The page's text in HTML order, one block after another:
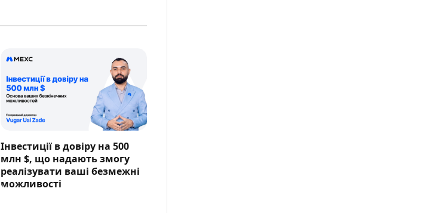
Інвестиції в довіру на 500
млн $, що надають змогу
реалізувати ваші безмежні
можливості